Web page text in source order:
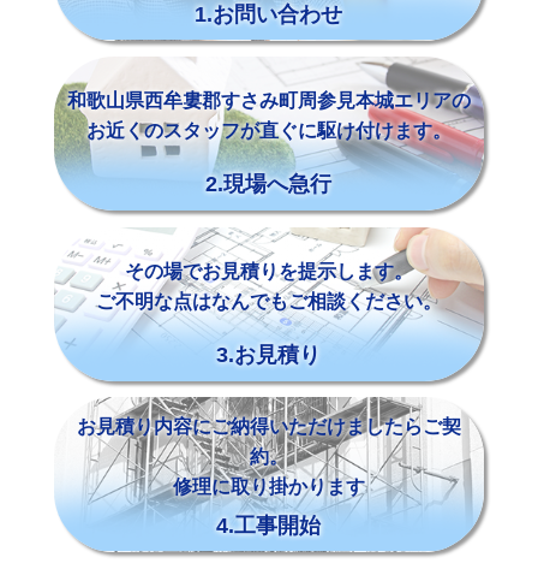
1.お問い合わせ
和歌山県西牟婁郡すさみ町周参見本城エリアの
お近くのスタッフが直ぐに駆け付けます。
2.現場へ急行
その場でお見積りを提示します。
ご不明な点はなんでもご相談ください。
3.お見積り
お見積り内容にご納得いただけましたらご契
約。
修理に取り掛かります
4.工事開始